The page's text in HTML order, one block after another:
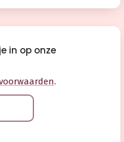
in op onze
.